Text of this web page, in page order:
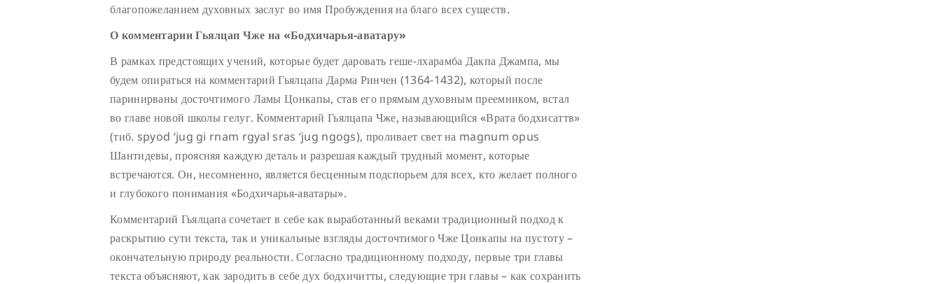
благопожеланием духовных заслуг во имя Пробуждения на благо всех существ.
О комментарии Гьялцап Чже на «Бодхичарья-аватару»
В рамках предстоящих учений, которые будет даровать геше-лхарамба Дакпа Джампа, мы
будем опираться на комментарий Гьялцапа Дарма Ринчен (1364-1432), который после
паринирваны досточтимого Ламы Цонкапы, став его прямым духовным преемником, встал
во главе новой школы гелуг. Комментарий Гьялцапа Чже, называющийся «Врата бодхисаттв»
(тиб. spyod ‘jug gi rnam rgyal sras ‘jug ngogs), проливает свет на magnum opus
Шантидевы, проясняя каждую деталь и разрешая каждый трудный момент, которые
встречаются. Он, несомненно, является бесценным подспорьем для всех, кто желает полного
и глубокого понимания «Бодхичарья-аватары».
Комментарий Гьялцапа сочетает в себе как выработанный веками традиционный подход к
раскрытию сути текста, так и уникальные взгляды досточтимого Чже Цонкапы на пустоту –
окончательную природу реальности. Согласно традиционному подходу, первые три главы
текста объясняют, как зародить в себе дух бодхичитты, следующие три главы – как сохранить